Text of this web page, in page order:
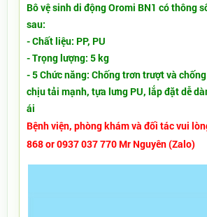
Bô vệ sinh di động Oromi BN1 có thông
sau:
- Chất liệu: PP, PU
- Trọng lượng: 5 kg
- 5 Chức năng: Chống trơn trượt và
chịu tải mạnh, tựa lưng PU, lắp đặt dễ
ái
Bệnh viện, phòng khám và đối tác vui
868 or 0937 037 770 Mr Nguyên (Zalo)